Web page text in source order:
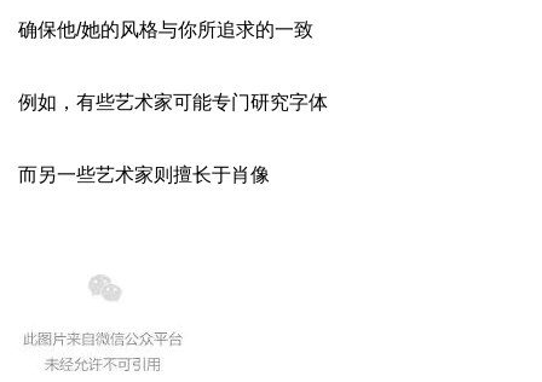
确保他/她的风格与你所追求的一致
例如，有些艺术家可能专门研究字体
而另一些艺术家则擅长于肖像